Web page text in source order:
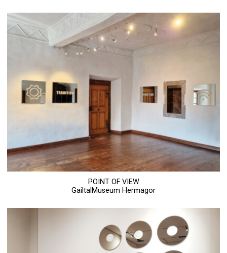
POINT OF VIEW
GailtalMuseum Hermagor